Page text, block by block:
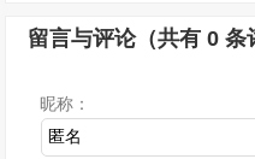
留言与评论（共有0 条
昵称：